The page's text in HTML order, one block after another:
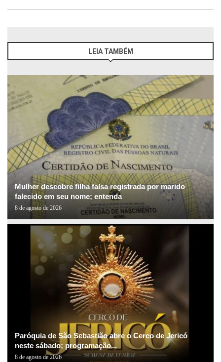
LEIA TAMBÉM
Mulher descobre filha falsa registrada por marido
falecido em seu nome; entenda
8 de agosto de 2026
Paróquia de São Sebastião abre o Cerco de Jericó
neste sábado; programação...
8 de agosto de 2026